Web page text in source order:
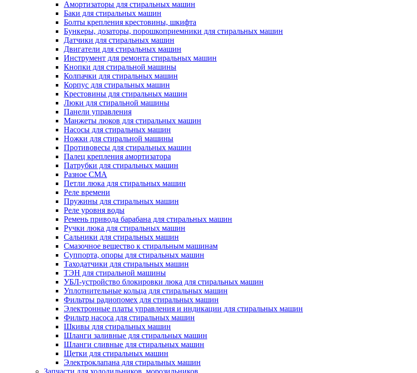
Амортизаторы для стиральных машин
Баки для стиральных машин
Болты крепления крестовины, шкифта
Бункеры, дозаторы, порошкоприемники для стиральных машин
Датчики для стиральных машин
Двигатели для стиральных машин
Инструмент для ремонта стиральных машин
Кнопки для стиральной машины
Колпачки для стиральных машин
Корпус для стиральных машин
Крестовины для стиральных машин
Люки для стиральной машины
Панели управления
Манжеты люков для стиральных машин
Насосы для стиральных машин
Ножки для стиральной машины
Противовесы для стиральных машин
Палец крепления амортизатора
Патрубки для стиральных машин
Разное СМА
Петли люка для стиральных машин
Реле времени
Пружины для стиральных машин
Реле уровня воды
Ремень привода барабана для стиральных машин
Ручки люка для стиральных машин
Сальники для стиральных машин
Смазочное вещество к стиральным машинам
Суппорта, опоры для стиральных машин
Таходатчики для стиральных машин
ТЭН для стиральной машины
УБЛ-устройство блокировки люка для стиральных машин
Уплотнительные кольца для стиральных машин
Фильтры радиопомех для стиральных машин
Электронные платы управления и индикации для стиральных машин
Фильтр насоса для стиральных машин
Шкивы для стиральных машин
Шланги заливные для стиральных машин
Шланги сливные для стиральных машин
Щетки для стиральных машин
Электроклапана для стиральных машин
Запчасти для холодильников, морозильников